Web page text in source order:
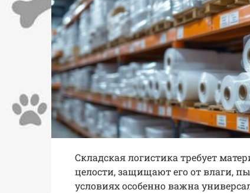
Складская логистика требует
целости, защищают его от влаги,
условиях особенно важна